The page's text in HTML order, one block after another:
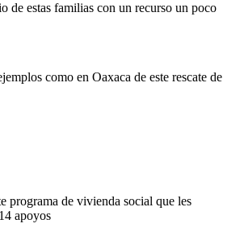
de estas familias con un recurso un poco
como en Oaxaca de este rescate de
programa de vivienda social que les
apoyos